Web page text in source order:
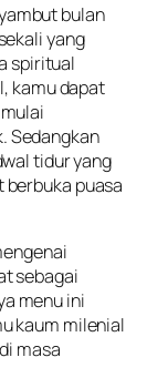
bulan
yang
spiritual
kamu dapat
Sedangkan
tidur yang
berbuka puasa
sebagai
menu ini
kaum milenial
masa